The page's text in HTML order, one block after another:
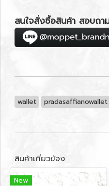
สนใจสั่งซื้อสินค้า สอบถา
wallet pradasaffianowallet
สินค้าเกี่ยวข้อง
New